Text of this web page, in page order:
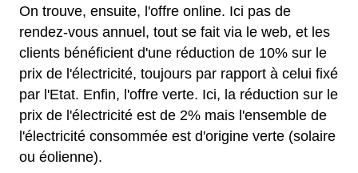
On trouve, ensuite, l'offre online. Ici pas de
rendez-vous annuel, tout se fait via le web, et les
clients bénéficient d'une réduction de 10% sur le
prix de l'électricité, toujours par rapport à celui fixé
par l'Etat. Enfin, l'offre verte. Ici, la réduction sur le
prix de l'électricité est de 2% mais l'ensemble de
l'électricité consommée est d'origine verte (solaire
ou éolienne).